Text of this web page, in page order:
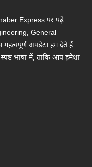
Express पर पढ़ें
General
अपडेट। हम देते हैं
भाषा में, ताकि आप हमेशा